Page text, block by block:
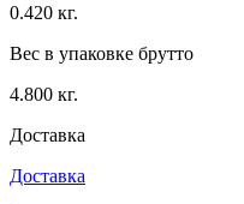
0.420 кг.
Вес в упаковке брутто
4.800 кг.
Доставка
Доставка